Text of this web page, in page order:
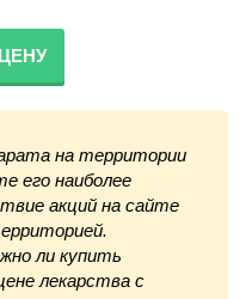
на территории
его наиболее
акций на сайте
ли купить
лекарства с